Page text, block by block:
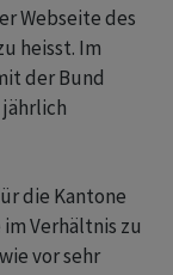
Webseite des
heisst. Im
der Bund
die Kantone
Verhältnis zu
vor sehr